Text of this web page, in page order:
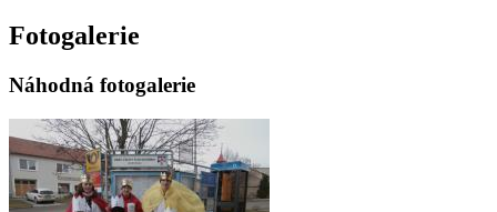
Fotogalerie
Náhodná fotogalerie